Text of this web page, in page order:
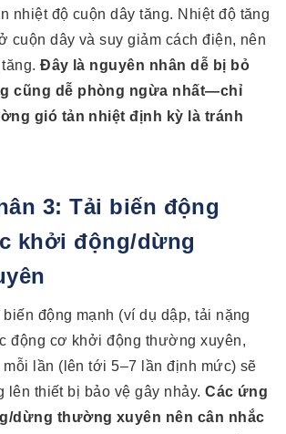
nhiệt độ cuộn dây tăng. Nhiệt độ tăng
cuộn dây và suy giảm cách điện, nên
tăng.Đây là nguyên nhân dễ bị bỏ
cũng dễ phòng ngừa nhất—chỉ
gió tản nhiệt định kỳ là tránh
3: Tải biến động
khởi động/dừng
động mạnh (ví dụ dập, tải nặng
động cơ khởi động thường xuyên,
lần (lên tới 5–7 lần định mức) sẽ
lên thiết bị bảo vệ gây nhảy.Các ứng
dừng thường xuyên nên cân nhắc